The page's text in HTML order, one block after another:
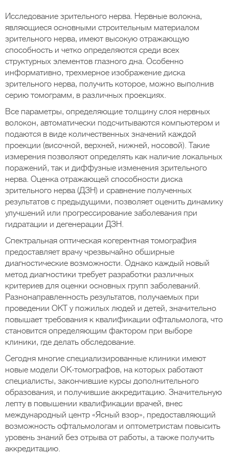
Исследование зрительного нерва. Нервные волокна,
являющиеся основными строительным материалом
зрительного нерва, имеют высокую отражающую
способность и четко определяются среди всех
структурных элементов глазного дна. Особенно
информативно, трехмерное изображение диска
зрительного нерва, получить которое, можно выполнив
серию томограмм, в различных проекциях.
Все параметры, определяющие толщину слоя нервных
волокон, автоматически подсчитываются компьютером и
подаются в виде количественных значений каждой
проекции (височной, верхней, нижней, носовой). Такие
измерения позволяют определять как наличие локальных
поражений, так и диффузные изменения зрительного
нерва. Оценка отражающей способности диска
зрительного нерва (ДЗН) и сравнение полученных
результатов с предыдущими, позволяет оценить динамику
улучшений или прогрессирование заболевания при
гидратации и дегенерации ДЗН.
Спектральная оптическая когерентная томография
предоставляет врачу чрезвычайно обширные
диагностические возможности. Однако каждый новый
метод диагностики требует разработки различных
критериев для оценки основных групп заболеваний.
Разнонаправленность результатов, получаемых при
проведении ОКТ у пожилых людей и детей, значительно
повышает требования к квалификации офтальмолога, что
становится определяющим фактором при выборе
клиники, где делать обследование.
Сегодня многие специализированные клиники имеют
новые модели ОК-томографов, на которых работают
специалисты, закончившие курсы дополнительного
образования, и получившие аккредитацию. Значительную
лепту в повышении квалификации врачей, внес
международный центр «Ясный взор», предоставляющий
возможность офтальмологам и оптометристам повысить
уровень знаний без отрыва от работы, а также получить
аккредитацию.